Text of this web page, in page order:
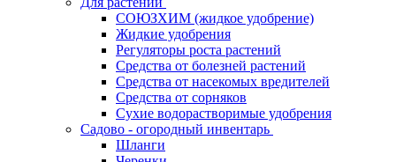
СОЮЗХИМ (жидкое удобрение)
Жидкие удобрения
Регуляторы роста растений
Средства от болезней растений
Средства от насекомых вредителей
Средства от сорняков
Сухие водорастворимые удобрения
Садово - огородный инвентарь
Шланги